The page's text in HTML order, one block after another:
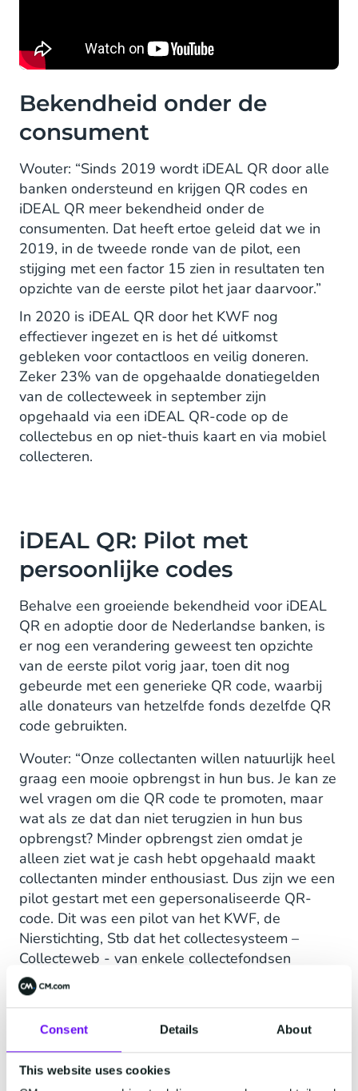
Consent Details About
This website uses cookies
Bekendheid onder de
consument
Wouter: “Sinds 2019 wordt iDEAL QR door alle
banken ondersteund en krijgen QR codes en
iDEAL QR meer bekendheid onder de
consumenten. Dat heeft ertoe geleid dat we in
2019, in de tweede ronde van de pilot, een
stijging met een factor 15 zien in resultaten ten
opzichte van de eerste pilot het jaar daarvoor.”
In 2020 is iDEAL QR door het KWF nog
effectiever ingezet en is het dé uitkomst
gebleken voor contactloos en veilig doneren.
Zeker 23% van de opgehaalde donatiegelden
van de collecteweek in september zijn
opgehaald via een iDEAL QR-code op de
collectebus en op niet-thuis kaart en via mobiel
collecteren.
iDEAL QR: Pilot met
persoonlijke codes
Behalve een groeiende bekendheid voor iDEAL
QR en adoptie door de Nederlandse banken, is
er nog een verandering geweest ten opzichte
van de eerste pilot vorig jaar, toen dit nog
gebeurde met een generieke QR code, waarbij
alle donateurs van hetzelfde fonds dezelfde QR
code gebruikten.
Wouter: “Onze collectanten willen natuurlijk heel
graag een mooie opbrengst in hun bus. Je kan ze
wel vragen om die QR code te promoten, maar
wat als ze dat dan niet terugzien in hun bus
opbrengst? Minder opbrengst zien omdat je
alleen ziet wat je cash hebt opgehaald maakt
collectanten minder enthousiast. Dus zijn we een
pilot gestart met een gepersonaliseerde QR-
code. Dit was een pilot van het KWF, de
Nierstichting, Stb dat het collectesysteem –
Collecteweb - van enkele collectefondsen
beheert, en CM.com.”
Mara: “KWF heeft maximaal ingezet op het
informeren van vrijwilligers over het gebruik van
de persoonlijke QR. Op 191 locaties in
Nederland is gecollecteerd met de persoonlijke